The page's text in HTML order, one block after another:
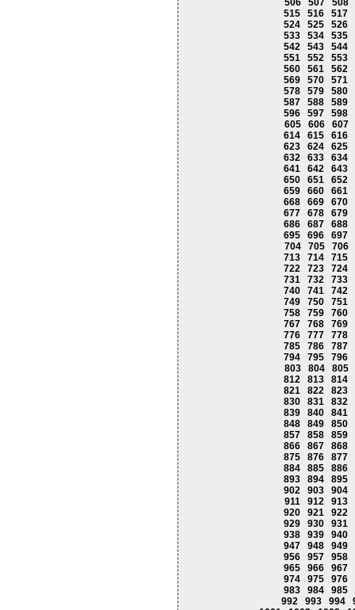
506
507
508
515
516
517
524
525
526
533
534
535
542
543
544
551
552
553
560
561
562
569
570
571
578
579
580
587
588
589
596
597
598
605
606
607
614
615
616
623
624
625
632
633
634
641
642
643
650
651
652
659
660
661
668
669
670
677
678
679
686
687
688
695
696
697
704
705
706
713
714
715
722
723
724
731
732
733
740
741
742
749
750
751
758
759
760
767
768
769
776
777
778
785
786
787
794
795
796
803
804
805
812
813
814
821
822
823
830
831
832
839
840
841
848
849
850
857
858
859
866
867
868
875
876
877
884
885
886
893
894
895
902
903
904
911
912 913
920
921
922
929
930
931
938
939
940
947
948
949
956
957
958
965
966
967
974
975
976
983
984
985
992
993 994